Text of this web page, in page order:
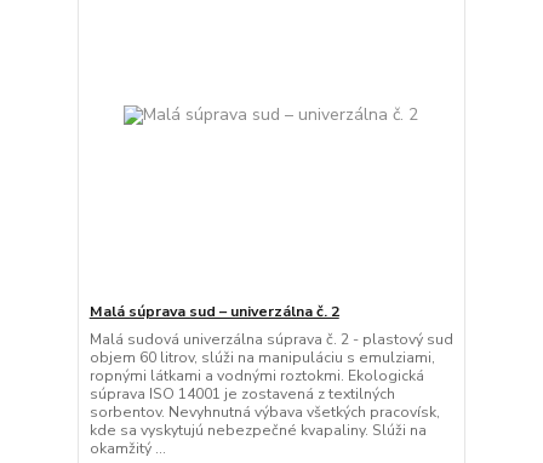
Malá súprava sud – univerzálna č. 2
Malá sudová univerzálna súprava č. 2 - plastový sud
objem 60 litrov, slúži na manipuláciu s emulziami,
ropnými látkami a vodnými roztokmi. Ekologická
súprava ISO 14001 je zostavená z textilných
sorbentov. Nevyhnutná výbava všetkých pracovísk,
kde sa vyskytujú nebezpečné kvapaliny. Slúži na
okamžitý ...